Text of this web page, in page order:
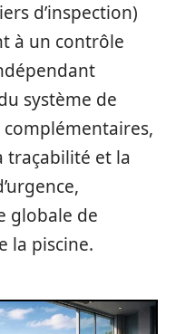
d’inspection)
à un contrôle
système de
traçabilité et la
globale de
la piscine.